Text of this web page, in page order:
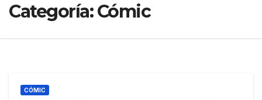
Categoría:Cómic
CÓMIC